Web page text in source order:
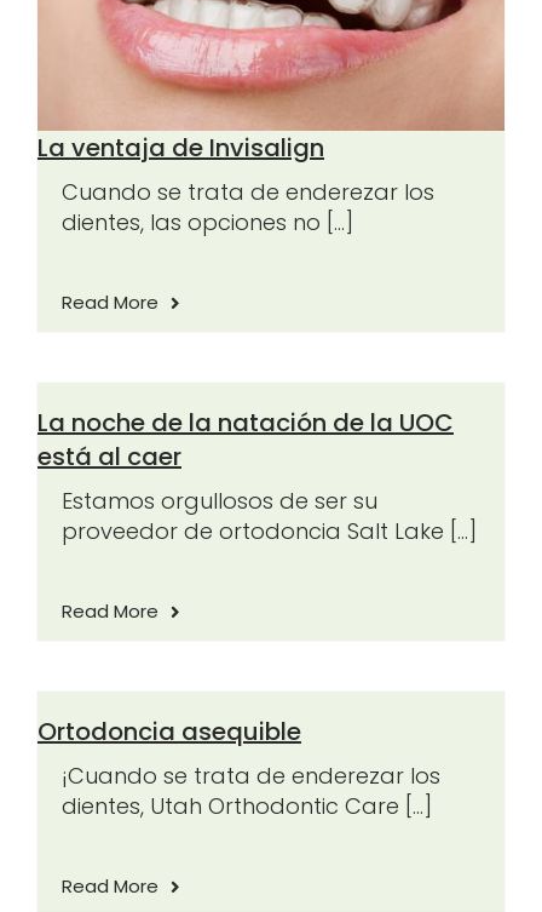
Contacte
La ventaja de Invisalign
Cuando se trata de enderezar los
dientes, las opciones no [...]
Read More
La noche de la natación de la UOC
está al caer
Estamos orgullosos de ser su
proveedor de ortodoncia Salt Lake [...]
Read More
Ortodoncia asequible
¡Cuando se trata de enderezar los
dientes, Utah Orthodontic Care [...]
Read More